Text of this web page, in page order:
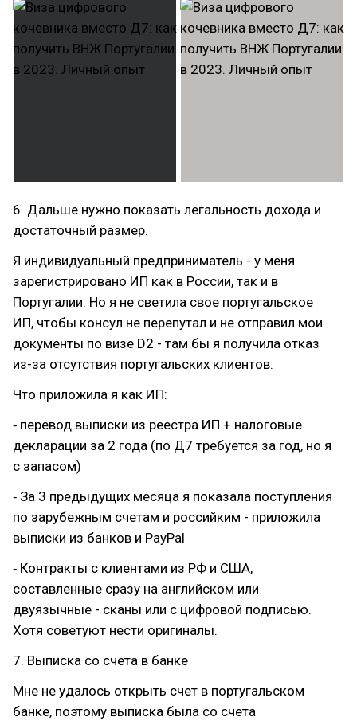
6. Дальше нужно показать легальность дохода и
достаточный размер.
Я индивидуальный предприниматель - у меня
зарегистрировано ИП как в России, так и в
Португалии. Но я не светила свое португальское
ИП, чтобы консул не перепутал и не отправил мои
документы по визе D2 - там бы я получила отказ
из-за отсутствия португальских клиентов.
Что приложила я как ИП:
⁃ перевод выписки из реестра ИП + налоговые
декларации за 2 года (по Д7 требуется за год, но я
с запасом)
⁃ За 3 предыдущих месяца я показала поступления
по зарубежным счетам и российким - приложила
выписки из банков и PayPal
⁃ Контракты с клиентами из РФ и США,
составленные сразу на английском или
двуязычные - сканы или с цифровой подписью.
Хотя советуют нести оригиналы.
7. Выписка со счета в банке
Мне не удалось открыть счет в португальском
банке, поэтому выписка была со счета